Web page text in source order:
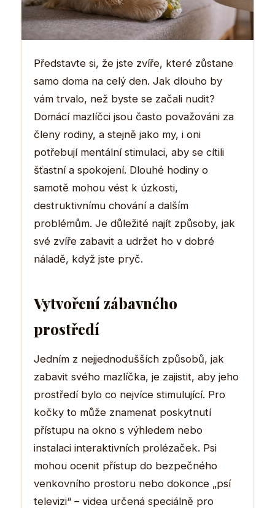
Představte si, že jste zvíře, které zůstane
samo doma na celý den. Jak dlouho by
vám trvalo, než byste se začali nudit?
Domácí mazlíčci jsou často považováni za
členy rodiny, a stejně jako my, i oni
potřebují mentální stimulaci, aby se cítili
šťastní a spokojení. Dlouhé hodiny o
samotě mohou vést k úzkosti,
destruktivnímu chování a dalším
problémům. Je důležité najít způsoby, jak
své zvíře zabavit a udržet ho v dobré
náladě, když jste pryč.
Vytvoření zábavného
prostředí
Jedním z nejjednodušších způsobů, jak
zabavit svého mazlíčka, je zajistit, aby jeho
prostředí bylo co nejvíce stimulující. Pro
kočky to může znamenat poskytnutí
přístupu na okno s výhledem nebo
instalaci interaktivních prolézaček. Psi
mohou ocenit přístup do bezpečného
venkovního prostoru nebo dokonce „psí
televizi“ – videa určená speciálně pro